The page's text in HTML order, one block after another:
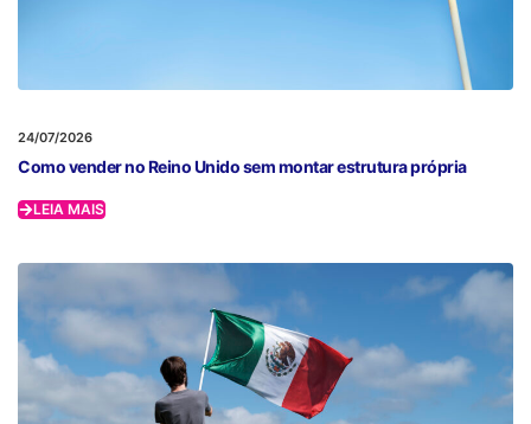
24/07/2026
Como vender no Reino Unido sem montar estrutura própria
LEIA MAIS